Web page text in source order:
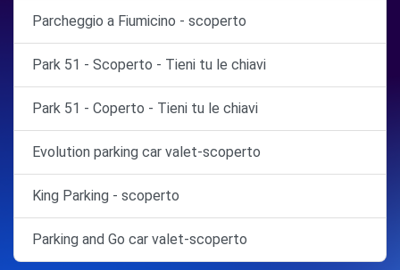
Parcheggio a Fiumicino - scoperto
Park 51 - Scoperto - Tieni tu le chiavi
Park 51 - Coperto - Tieni tu le chiavi
Evolution parking car valet-scoperto
King Parking - scoperto
Parking and Go car valet-scoperto